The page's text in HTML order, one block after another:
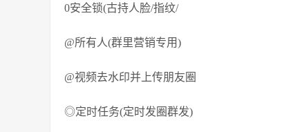
0安全锁(古持人脸/指纹/
@所有人(群里营销专用)
@视频去水印并上传朋友圈
◎定时任务(定时发圈群发)